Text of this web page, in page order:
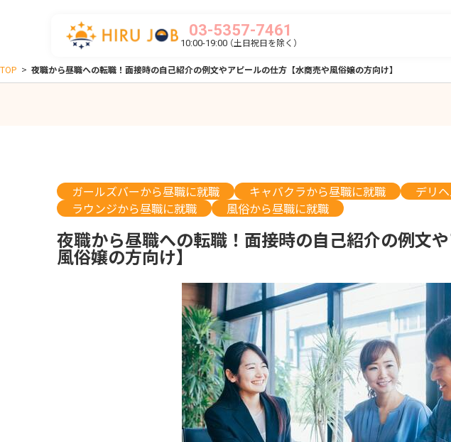
03-5357-7461
10:00-19:00（土日祝日を除く）
TOP > 夜職から昼職への転職！面接時の自己紹介の例文やアピールの仕方【水商売や風俗嬢の方向け】
ガールズバーから昼職に就職 キャバクラから昼職に就職
デリ
ラウンジから昼職に就職
風俗から昼職に就職
夜職から昼職への転職！面接時の自己紹介の例文
風俗嬢の方向け】